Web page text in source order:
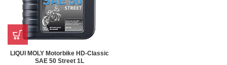
LIQUI MOLY Motorbike HD-Classic
SAE 50 Street 1L